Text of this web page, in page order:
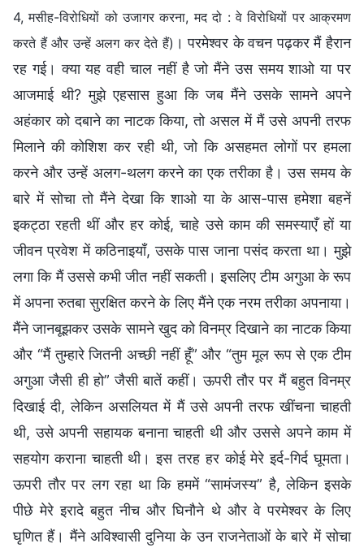
4, मसीह-विरोधियों को उजागर करना, मद दो : वे विरोधियों पर आक्रमण
करते हैं और उन्हें अलग कर देते हैं) । परमेश्वर के वचन पढ़कर मैं हैरान
रह गई। क्या यह वही चाल नहीं है जो मैंने उस समय शाओ या पर
आजमाई थी? मुझे एहसास हुआ कि जब मैंने उसके सामने अपने
अहंकार को दबाने का नाटक किया, तो असल में मैं उसे अपनी तरफ
मिलाने की कोशिश कर रही थी, जो कि असहमत लोगों पर हमला
करने और उन्हें अलग-थलग करने का एक तरीका है। उस समय के
बारे में सोचा तो मैंने देखा कि शाओ या के आस-पास हमेशा बहनें
इकट्ठा रहती थीं और हर कोई, चाहे उसे काम की समस्याएँ हों या
जीवन प्रवेश में कठिनाइयाँ, उसके पास जाना पसंद करता था। मुझे
लगा कि मैं उससे कभी जीत नहीं सकती। इसलिए टीम अगुआ के रूप
में अपना रुतबा सुरक्षित करने के लिए मैंने एक नरम तरीका अपनाया।
मैंने जानबूझकर उसके सामने खुद को विनम्र दिखाने का नाटक किया
और “मैं तुम्हारे जितनी अच्छी नहीं हूँ” और “तुम मूल रूप से एक टीम
अगुआ जैसी ही हो” जैसी बातें कहीं। ऊपरी तौर पर मैं बहुत विनम्र
दिखाई दी, लेकिन असलियत में मैं उसे अपनी तरफ खींचना चाहती
थी, उसे अपनी सहायक बनाना चाहती थी और उससे अपने काम में
सहयोग कराना चाहती थी। इस तरह हर कोई मेरे इर्द-गिर्द घूमता।
ऊपरी तौर पर लग रहा था कि हममें “सामंजस्य” है, लेकिन इसके
पीछे मेरे इरादे बहुत नीच और घिनौने थे और वे परमेश्वर के लिए
घृणित हैं। मैंने अविश्वासी दुनिया के उन राजनेताओं के बारे में सोचा